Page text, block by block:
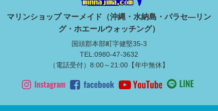
マリンショップ マーメイド（沖縄・水納島・パラセ―リン
グ・ホエールウォッチング）
国頭郡本部町字健堅35-3
TEL:0980-47-3632
（電話受付）8:00～21:00【年中無休】